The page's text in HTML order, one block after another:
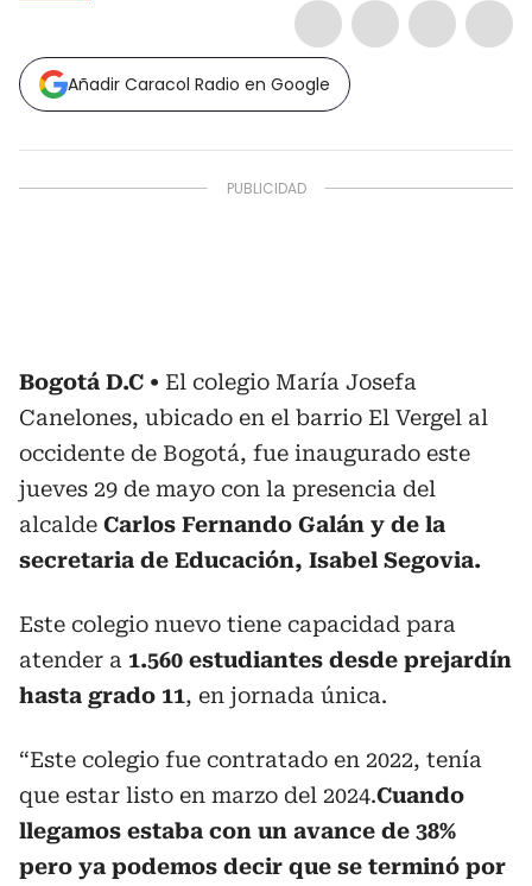
Añadir Caracol Radio en Google
Bogotá D.C
El colegio María Josefa
Canelones, ubicado en el barrio El Vergel al
occidente de Bogotá, fue inaugurado este
jueves 29 de mayo con la presencia del
alcalde Carlos Fernando Galán y de la
secretaria de Educación, Isabel Segovia.
Este colegio nuevo tiene capacidad para
atender a 1.560 estudiantes desde prejardín
hasta grado 11, en jornada única.
“Este colegio fue contratado en 2022, tenía
que estar listo en marzo del 2024.Cuando
llegamos estaba con un avance de 38%
pero ya podemos decir que se terminó por